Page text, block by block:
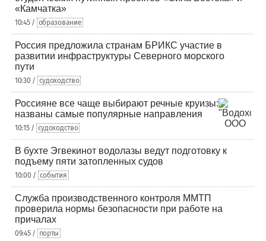
«Камчатка»
10:45 / образование
Россия предложила странам БРИКС участие в
развитии инфраструктуры Северного морского
пути
10:30 / судоходство
Россияне все чаще выбирают речные круизы:
названы самые популярные направления
10:15 / судоходство
В бухте Эгвекинот водолазы ведут подготовку к
подъему пяти затопленных судов
10:00 / события
Служба производственного контроля ММТП
проверила нормы безопасности при работе на
причалах
09:45 / порты